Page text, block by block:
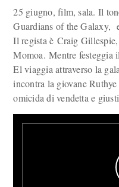
25 giugno, film, sala. Il
Guardians of the Galaxy,
Il regista è Craig
Momoa. Mentre festeggia
El viaggia attraverso la
incontra la giovane
omicida di vendetta e